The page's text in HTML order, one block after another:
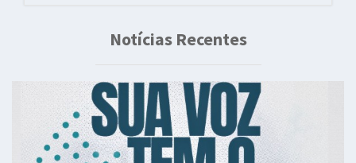
Notícias Recentes